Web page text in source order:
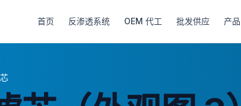
首页 反渗透系统 OEM 代工 批发供应 产